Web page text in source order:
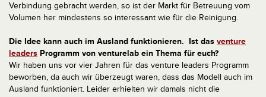
Verbindung gebracht werden, so ist der Markt für Betreuung vom
Volumen her mindestens so interessant wie für die Reinigung.
Die Idee kann auch im Ausland funktionieren. Ist das venture
leaders Programm von venturelab ein Thema für euch?
Wir haben uns vor vier Jahren für das venture leaders Programm
beworben, da auch wir überzeugt waren, dass das Modell auch im
Ausland funktioniert. Leider erhielten wir damals nicht die